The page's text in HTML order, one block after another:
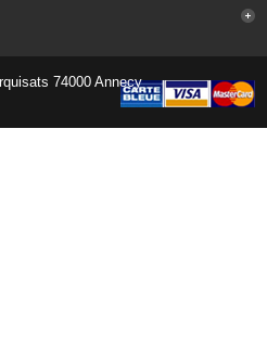
74000 Annecy